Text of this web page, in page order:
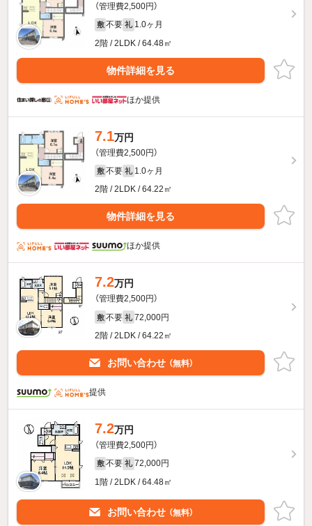
（管理費2,500円）
敷 不要 礼 1.0ヶ月
2階 / 2LDK / 64.48㎡
物件詳細を見る
ほか提供
7.1万円
（管理費2,500円）
敷 不要 礼 1.0ヶ月
2階 / 2LDK / 64.22㎡
物件詳細を見る
ほか提供
7.2万円
（管理費2,500円）
敷 不要 礼 72,000円
2階 / 2LDK / 64.22㎡
お問い合わせ （無料）
提供
7.2万円
（管理費2,500円）
敷 不要 礼 72,000円
1階 / 2LDK / 64.48㎡
お問い合わせ （無料）